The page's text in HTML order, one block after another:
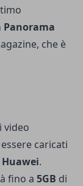
che è
video
caricati
Huawei.
fino a 5GB di